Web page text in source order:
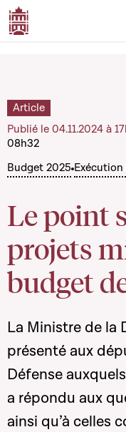
Budget 2025
Le point
projets
budget
Article
Publié le 04.11.2024 à
08h32
La Ministre de la
présenté aux
Défense
a répondu aux
ainsi qu’à celles